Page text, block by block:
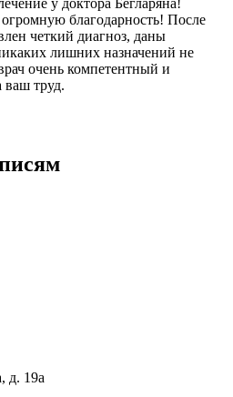
у доктора Бегларяна!
благодарность! После
четкий диагноз, даны
лишних назначений не
очень компетентный и
ваш труд.
д. 19а